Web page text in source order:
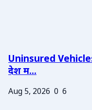
Uninsured
देश म...
Aug 5, 2026 0 6